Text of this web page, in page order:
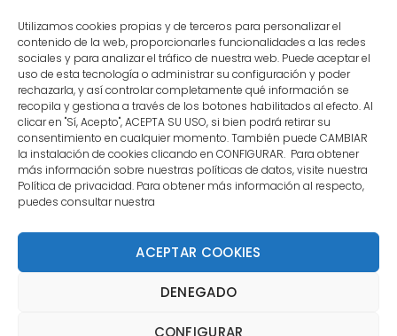
Utilizamos cookies propias y de terceros para personalizar el
contenido de la web, proporcionarles funcionalidades a las redes
sociales y para analizar el tráfico de nuestra web. Puede aceptar el
uso de esta tecnología o administrar su configuración y poder
rechazarla, y así controlar completamente qué información se
recopila y gestiona a través de los botones habilitados al efecto. Al
clicar en "Sí, Acepto", ACEPTA SU USO, si bien podrá retirar su
consentimiento en cualquier momento. También puede CAMBIAR
la instalación de cookies clicando en CONFIGURAR. Para obtener
más información sobre nuestras políticas de datos, visite nuestra
Política de privacidad. Para obtener más información al respecto,
puedes consultar nuestra
ACEPTAR COOKIES
DENEGADO
CONFIGURAR
CONTACTO
MENÚ PRINCIPAL
MI CUENTA
DOCUMENTACIÓN
reservados. | La Mejor Tienda de Dardos y Dianas de